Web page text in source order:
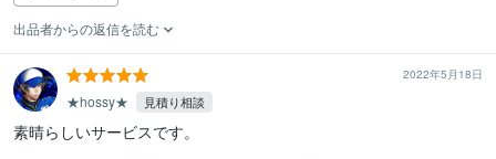
出品者からの返信を読む
2022年5月18日
★hossy★ 見積り相談
素晴らしいサービスです。